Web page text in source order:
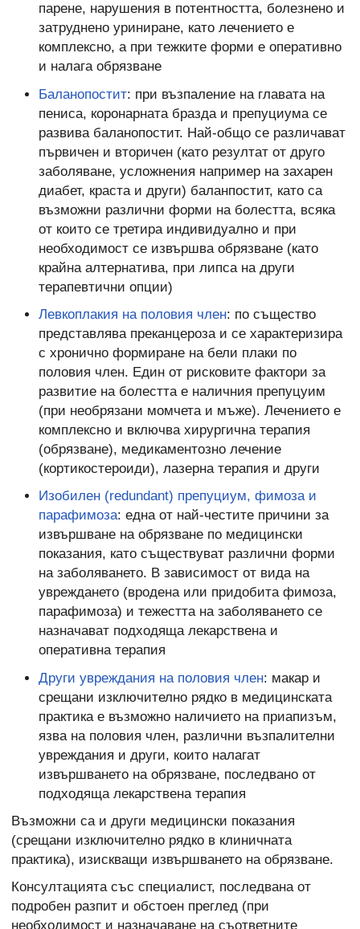
парене, нарушения в потентността, болезнено и
затруднено уриниране, като лечението е
комплексно, а при тежките форми е оперативно
и налага обрязване
Баланопостит: при възпаление на главата на
пениса, коронарната бразда и препуциума се
развива баланопостит. Най-общо се различават
първичен и вторичен (като резултат от друго
заболяване, усложнения например на захарен
диабет, краста и други) баланпостит, като са
възможни различни форми на болестта, всяка
от които се третира индивидуално и при
необходимост се извършва обрязване (като
крайна алтернатива, при липса на други
терапевтични опции)
Левкоплакия на половия член: по същество
представлява преканцероза и се характеризира
с хронично формиране на бели плаки по
половия член. Един от рисковите фактори за
развитие на болестта е наличния препуцуим
(при необрязани момчета и мъже). Лечението е
комплексно и включва хирургична терапия
(обрязване), медикаментозно лечение
(кортикостероиди), лазерна терапия и други
Изобилен (redundant) препуциум, фимоза и
парафимоза: една от най-честите причини за
извършване на обрязване по медицински
показания, като съществуват различни форми
на заболяването. В зависимост от вида на
увреждането (вродена или придобита фимоза,
парафимоза) и тежестта на заболяването се
назначават подходяща лекарствена и
оперативна терапия
Други увреждания на половия член: макар и
срещани изключително рядко в медицинската
практика е възможно наличието на приапизъм,
язва на половия член, различни възпалителни
увреждания и други, които налагат
извършването на обрязване, последвано от
подходяща лекарствена терапия
Възможни са и други медицински показания
(срещани изключително рядко в клиничната
практика), изискващи извършването на обрязване.
Консултацията със специалист, последвана от
подробен разпит и обстоен преглед (при
необходимост и назначаване на съответните